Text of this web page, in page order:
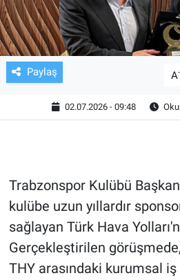
Paylaş A-
02.07.2026 - 09:48
Trabzonspor Kulübü
kulübe uzun yıllardır
sağlayan Türk Hava
Gerçekleştirilen
THY arasındaki kurumsal
GENEL
KÜLTÜR SANAT
ASAYİŞ
EKONOMİ
ÇEVRE
HABERDE İNSAN
POLİTİKA